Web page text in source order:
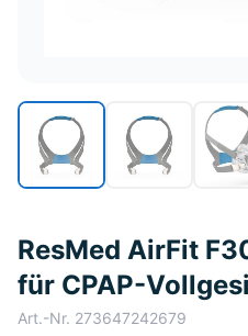
ResMed AirFit
für CPAP-
Art.-Nr. 273647242679